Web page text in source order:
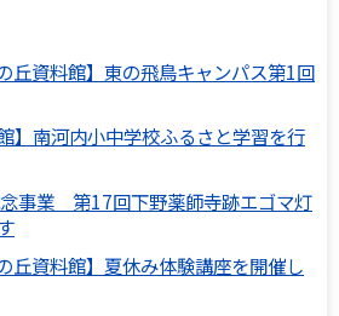
丘資料館】東の飛鳥キャンパス第1回
】南河内小中学校ふるさと学習を行
事業 第17回下野薬師寺跡エゴマ灯
丘資料館】夏休み体験講座を開催し